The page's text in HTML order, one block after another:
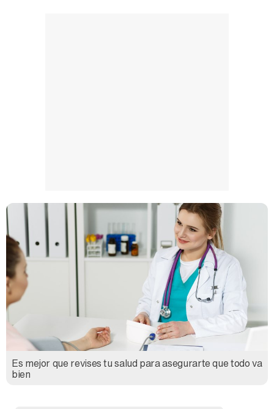
Es mejor que revises tu salud para asegurarte que todo va
bien